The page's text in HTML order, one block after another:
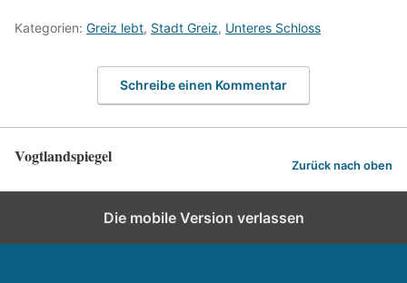
Kategorien: Greiz lebt, Stadt Greiz, Unteres Schloss
Schreibe einen Kommentar
Vogtlandspiegel Zurück nach oben
Die mobile Version verlassen